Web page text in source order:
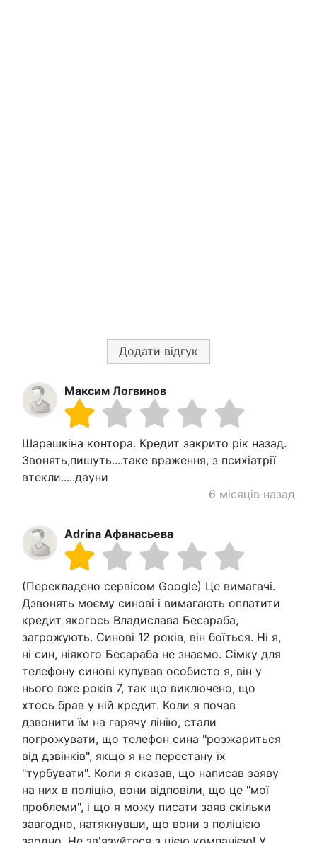
Додати відгук
Максим Логвинов
Шарашкіна контора. Кредит закрито рік назад.
Звонять,пишуть....таке враження, з психіатрії
втекли.....дауни
6 місяців назад
Adrina Αфанасьева
(Перекладено сервісом Google) Це вимагачі.
Дзвонять моєму синові і вимагають оплатити
кредит якогось Владислава Бесараба,
загрожують. Синові 12 років, він боїться. Ні я,
ні син, ніякого Бесараба не знаємо. Сімку для
телефону синові купував особисто я, він у
нього вже років 7, так що виключено, що
хтось брав у ній кредит. Коли я почав
дзвонити їм на гарячу лінію, стали
погрожувати, що телефон сина "розжариться
від дзвінків", якщо я не перестану їх
"турбувати". Коли я сказав, що написав заяву
на них в поліцію, вони відповіли, що це "мої
проблеми", і що я можу писати заяв скільки
завгодно, натякнувши, що вони з поліцією